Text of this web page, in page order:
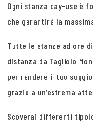
Ogni stanza day-use è
che garantirà la
Tutte le stanze ad ore
distanza da Tagliolo
per rendere il tuo
grazie a un’estrema
Scoverai differenti